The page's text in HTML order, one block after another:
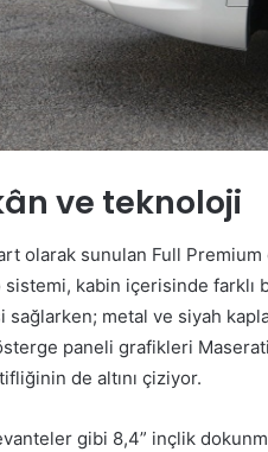
ve teknoloji
olarak sunulan Full
kabin içerisinde farklı
sağlarken; metal ve siyah
paneli grafikleri
de altını çiziyor.
gibi 8,4” inçlik